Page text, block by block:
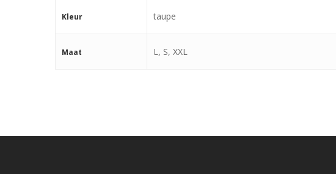
Kleur taupe
Maat L, S, XXL